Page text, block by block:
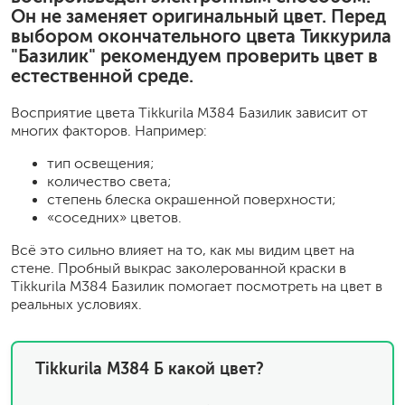
Он не заменяет оригинальный цвет. Перед
выбором окончательного цвета Тиккурила
"Базилик" рекомендуем проверить цвет в
естественной среде.
Восприятие цвета Tikkurila M384 Базилик зависит от
многих факторов. Например:
тип освещения;
количество света;
степень блеска окрашенной поверхности;
«соседних» цветов.
Всё это сильно влияет на то, как мы видим цвет на
стене. Пробный выкрас заколерованной краски в
Tikkurila M384 Базилик помогает посмотреть на цвет в
реальных условиях.
Tikkurila M384 Б какой цвет?